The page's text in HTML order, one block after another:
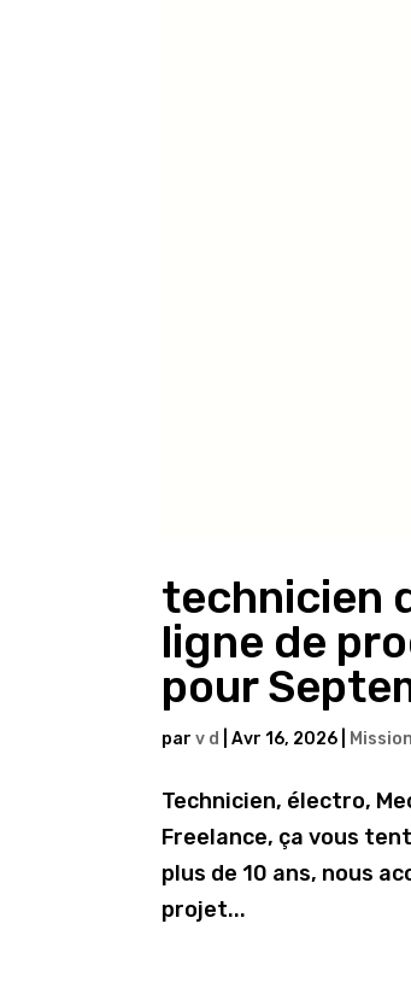
technicien
ligne de
pour
parv d |Avr 16, 2026
Technicien, électro,
Freelance, ça vous
plus de 10 ans, nous
projet...